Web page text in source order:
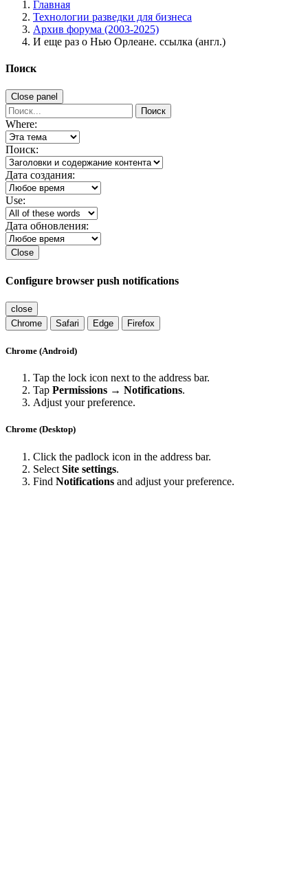
Главная
Технологии разведки для бизнеса
Архив форума (2003-2025)
И еще раз о Нью Орлеане. ссылка (англ.)
Поиск
Close panel
Поиск
Where:
Поиск:
Дата создания:
Use:
Дата обновления:
Close
Configure browser push notifications
close
Chrome
Safari Edge Firefox
Chrome (Android)
Tap the lock icon next to the address bar.
Tap Permissions → Notifications.
Adjust your preference.
Chrome (Desktop)
Click the padlock icon in the address bar.
Select Site settings.
Find Notifications and adjust your preference.